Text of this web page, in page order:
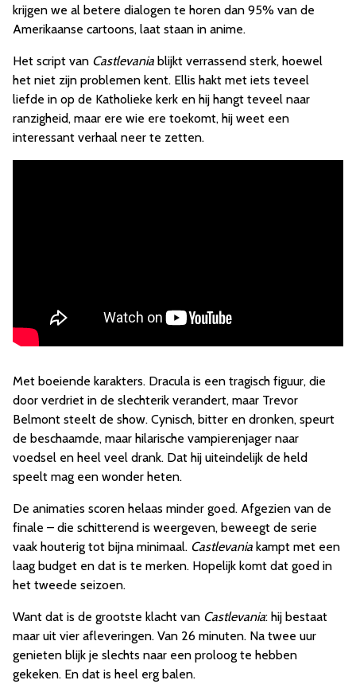
krijgen we al betere dialogen te horen dan 95% van de
Amerikaanse cartoons, laat staan in anime.
Het script van Castlevania blijkt verrassend sterk, hoewel
het niet zijn problemen kent. Ellis hakt met iets teveel
liefde in op de Katholieke kerk en hij hangt teveel naar
ranzigheid, maar ere wie ere toekomt, hij weet een
interessant verhaal neer te zetten.
Met boeiende karakters. Dracula is een tragisch figuur, die
door verdriet in de slechterik verandert, maar Trevor
Belmont steelt de show. Cynisch, bitter en dronken, speurt
de beschaamde, maar hilarische vampierenjager naar
voedsel en heel veel drank. Dat hij uiteindelijk de held
speelt mag een wonder heten.
De animaties scoren helaas minder goed. Afgezien van de
finale – die schitterend is weergeven, beweegt de serie
vaak houterig tot bijna minimaal. Castlevania kampt met een
laag budget en dat is te merken. Hopelijk komt dat goed in
het tweede seizoen.
Want dat is de grootste klacht van Castlevania: hij bestaat
maar uit vier afleveringen. Van 26 minuten. Na twee uur
genieten blijk je slechts naar een proloog te hebben
gekeken. En dat is heel erg balen.